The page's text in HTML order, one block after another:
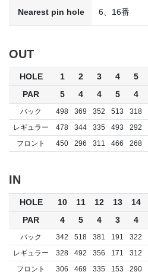
Nearest pin hole 6、16番
OUT
HOLE 1 2 3 4 5
PAR
5 4 4 5 4
バック 498 369 352 513 318
レギュラー
478 344 335 493 292
フロント
450 296 311 466 268
IN
HOLE 10 11 12 13 14
PAR
4 5 4 3 4
バック 342 518 381 191 322
レギュラー
328 492 356 171 312
フロント
306 469 335 153 290